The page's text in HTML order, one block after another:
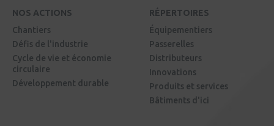
NOS ACTIONS
Chantiers
Défis de l'industrie
Cycle de vie et économie
circulaire
Développement durable
RÉPERTOIRES
Équipementiers
Passerelles
Distributeurs
Innovations
Produits et services
Bâtiments d'ici